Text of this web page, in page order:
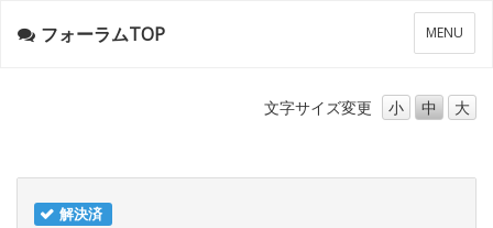
メ
ニ
ー
MENU
フォーラムTOP
文字サイズ変更 小 中 大
解決済